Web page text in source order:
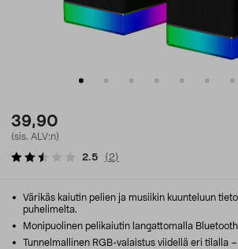
39,90
(sis. ALV:n)
2.5 ( 2)
Värikäs kaiutin pelien ja musiikin kuunteluun
puhelimelta.
Monipuolinen pelikaiutin langattomalla
Tunnelmallinen RGB-valaistus viidellä eri tilalla